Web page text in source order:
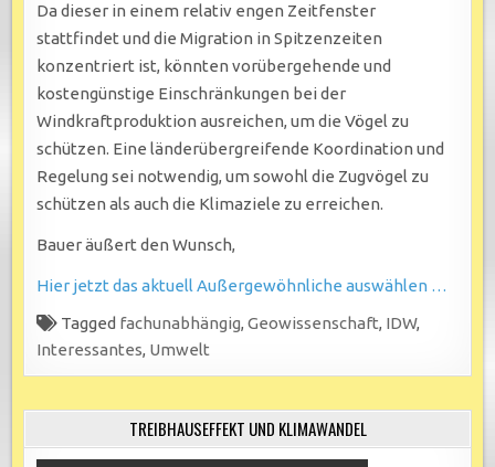
Da dieser in einem relativ engen Zeitfenster
stattfindet und die Migration in Spitzenzeiten
konzentriert ist, könnten vorübergehende und
kostengünstige Einschränkungen bei der
Windkraftproduktion ausreichen, um die Vögel zu
schützen. Eine länderübergreifende Koordination und
Regelung sei notwendig, um sowohl die Zugvögel zu
schützen als auch die Klimaziele zu erreichen.
Bauer äußert den Wunsch,
Hier jetzt das aktuell Außergewöhnliche auswählen …
Tagged fachunabhängig,Geowissenschaft, IDW,
Interessantes, Umwelt
TREIBHAUSEFFEKT UND KLIMAWANDEL